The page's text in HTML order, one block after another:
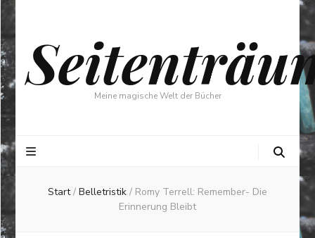
Meine magische Welt der Bücher
Start / Belletristik / Romy Terrell: Remember- Die
Erinnerung Bleibt